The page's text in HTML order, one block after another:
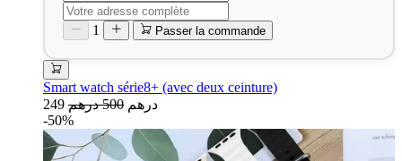
1 Passer la commande
Smart watch série8+ (avec deux ceinture)
249 درهم 500 درهم
-50%